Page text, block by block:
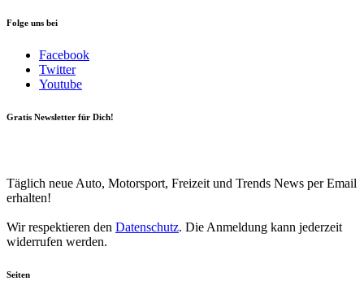
Folge uns bei
Facebook
Twitter
Youtube
Gratis Newsletter für Dich!
Täglich neue Auto, Motorsport, Freizeit und Trends News per Email
erhalten!
Wir respektieren den Datenschutz. Die Anmeldung kann jederzeit
widerrufen werden.
Seiten